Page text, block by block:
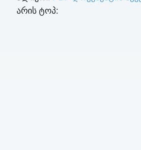
არის ტოპ: